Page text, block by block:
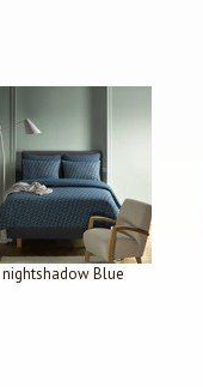
nightshadow Blue